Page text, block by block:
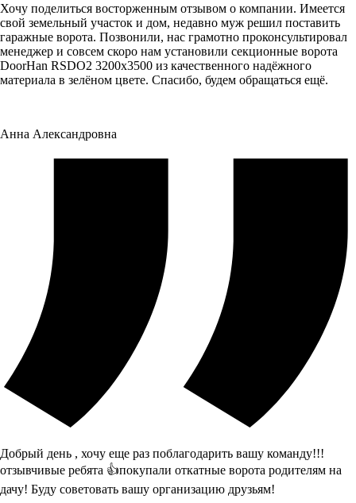
Хочу поделиться восторженным отзывом о компании. Имеется
свой земельный участок и дом, недавно муж решил поставить
гаражные ворота. Позвонили, нас грамотно проконсультировал
менеджер и совсем скоро нам установили секционные ворота
DoorHan RSDO2 3200x3500 из качественного надёжного
материала в зелёном цвете. Спасибо, будем обращаться ещё.
Анна Александровна
Добрый день , хочу еще раз поблагодарить вашу команду!!!
отзывчивые ребята 👍покупали откатные ворота родителям на
дачу! Буду советовать вашу организацию друзьям!